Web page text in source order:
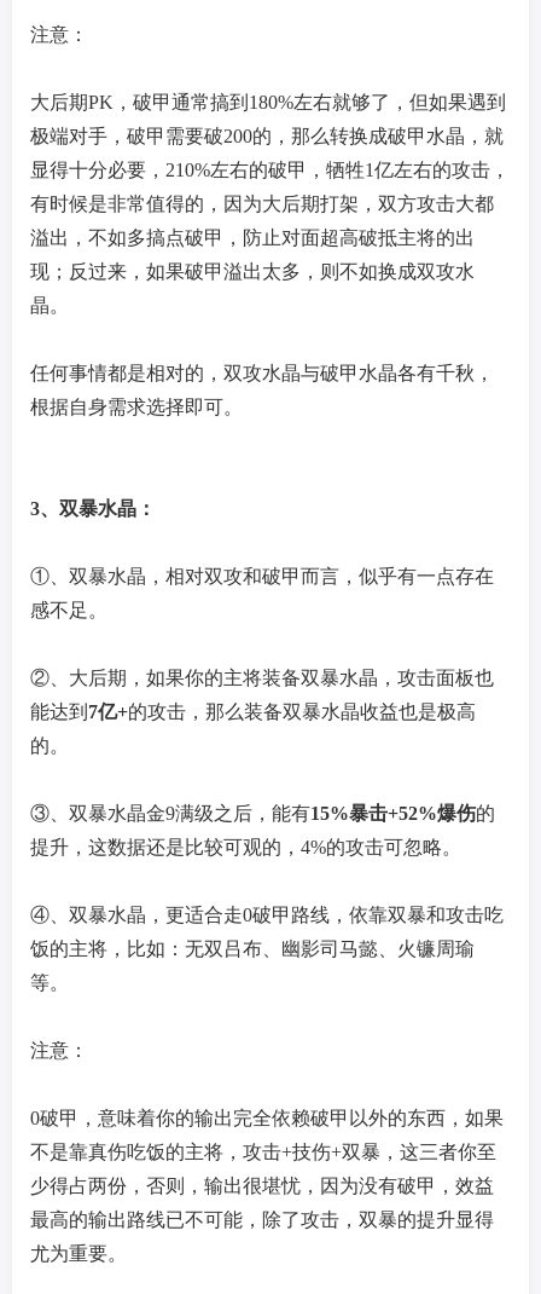
注意：
大后期PK，破甲通常搞到180%左右就够了，但如果遇到
极端对手，破甲需要破200的，那么转换成破甲水晶，就
显得十分必要，210%左右的破甲，牺牲1亿左右的攻击，
有时候是非常值得的，因为大后期打架，双方攻击大都
溢出，不如多搞点破甲，防止对面超高破抵主将的出
现；反过来，如果破甲溢出太多，则不如换成双攻水
晶。
任何事情都是相对的，双攻水晶与破甲 水晶各有千秋，
根据自身需求选择即可。
3、双暴水晶：
①、双暴水晶，相对双攻和破甲而言，似乎有一点存在
感不足。
②、大后期，如果你的主将装备双暴水晶，攻击面板也
能达到 7亿+的攻击，那么装备双暴水晶收益也是极高
的。
③、双暴水晶金9满级之后，能有15%暴击+52%爆伤的
提升，这数据还是比较可观的，4%的攻击可忽略。
④、双暴水晶，更适合走0破甲路线，依靠双暴和攻击吃
饭的主将，比如：无双吕布、幽影司马懿、火镰周瑜
等。
注意：
0破甲，意味着你的输出完全依赖破甲以外的东西，如果
不是靠真伤吃饭的主将，攻击+技伤+双暴，这三者你至
少得占两份，否则，输出很堪忧，因为没有破甲，效益
最高的输出路线已不可能，除了攻击，双暴的提升显得
尤为重要。